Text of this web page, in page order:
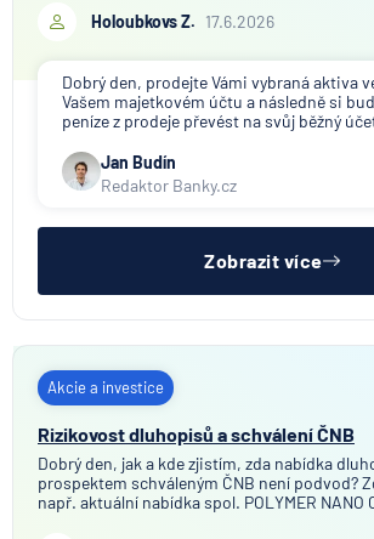
Holoubkovs Z. 17.6.2026
Dobrý den, prodejte Vámi vybraná aktiva
Vašem majetkovém účtu a následně si
peníze z prodeje převést na svůj běžný
Jan Budín
Redaktor Banky.cz
Zobrazit více
Akcie a investice
Rizikovost dluhopisů a schválení ČNB
Dobrý den, jak a kde zjistím, zda nabídka
prospektem schváleným ČNB není podvod?
např. aktuální nabídka spol. POLYMER NANO